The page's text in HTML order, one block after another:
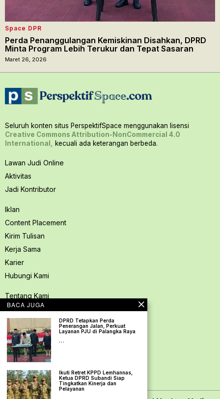
Space DPR
Perda Penanggulangan Kemiskinan Disahkan, DPRD
Minta Program Lebih Terukur dan Tepat Sasaran
Maret 26, 2026
Seluruh konten situs PerspektifSpace menggunakan lisensi
Creative Commons Attribution-NonCommercial 4.0
International,
kecuali ada keterangan berbeda.
Lawan Judi Online
Aktivitas
Jadi Kontributor
Iklan
Content Placement
Kirim Tulisan
Kerja Sama
Karier
Hubungi Kami
Tentang Kami
Redaksi PerspektifSpace
Kode Etik Jurnalistik
Pedoman Media Siber
Kebijakan Privasi
Pedoman Ramah Anak
Disclaimer
BACA JUGA
DPRD Tetapkan Perda
Penerangan Jalan, Perkuat
Layanan PJU di Palangka Raya
…
Ikuti Retret KPPD Lemhannas,
Ketua DPRD Subandi Siap
Tingkatkan Kinerja dan
Pelayanan